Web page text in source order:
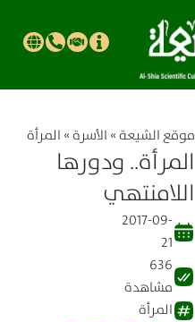
موقع الشیعة» الأسرة» المرأة
المرأة.. ودورها
اللامنتهي
2017-09-
21
636
مشاهدة
المرأة